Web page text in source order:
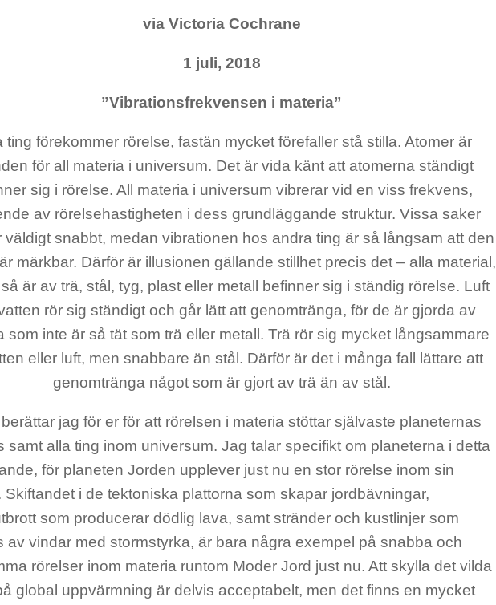
via Victoria Cochrane
1 juli, 2018
”Vibrationsfrekvensen i materia”
ting förekommer rörelse, fastän mycket förefaller stå stilla. Atomer är
för all materia i universum. Det är vida känt att atomerna ständigt
sig i rörelse. All materia i universum vibrerar vid en viss frekvens,
av rörelsehastigheten i dess grundläggande struktur. Vissa saker
väldigt snabbt, medan vibrationen hos andra ting är så långsam att den
märkbar. Därför är illusionen gällande stillhet precis det – alla material,
är av trä, stål, tyg, plast eller metall befinner sig i ständig rörelse. Luft
rör sig ständigt och går lätt att genomtränga, för de är gjorda av
som inte är så tät som trä eller metall. Trä rör sig mycket långsammare
eller luft, men snabbare än stål. Därför är det i många fall lättare att
genomtränga något som är gjort av trä än av stål.
jag för er för att rörelsen i materia stöttar självaste planeternas
samt alla ting inom universum. Jag talar specifikt om planeterna i detta
för planeten Jorden upplever just nu en stor rörelse inom sin
Skiftandet i de tektoniska plattorna som skapar jordbävningar,
som producerar dödlig lava, samt stränder och kustlinjer som
av vindar med stormstyrka, är bara några exempel på snabba och
rörelser inom materia runtom Moder Jord just nu. Att skylla det vilda
global uppvärmning är delvis acceptabelt, men det finns en mycket